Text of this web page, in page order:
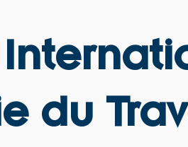
du